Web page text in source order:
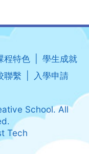
程特色
學生成就
聯繫
入學申請
School. All
Tech